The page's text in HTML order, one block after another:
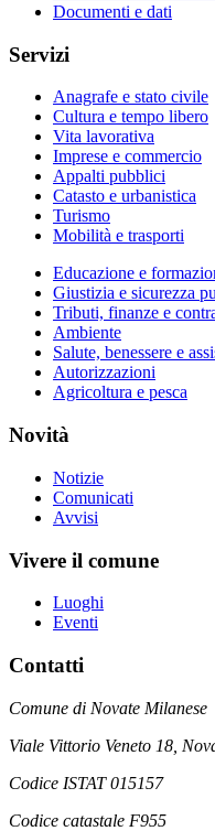
Documenti e dati
Servizi
Anagrafe e stato civile
Cultura e tempo libero
Vita lavorativa
Imprese e commercio
Appalti pubblici
Catasto e urbanistica
Turismo
Mobilità e trasporti
Educazione e
Giustizia e sicurezza
Tributi, finanze e
Ambiente
Salute, benessere e
Autorizzazioni
Agricoltura e pesca
Novità
Notizie
Comunicati
Avvisi
Vivere il comune
Luoghi
Eventi
Contatti
Comune di Novate Milanese
Viale Vittorio Veneto 18,
Codice ISTAT 015157
Codice catastale F955